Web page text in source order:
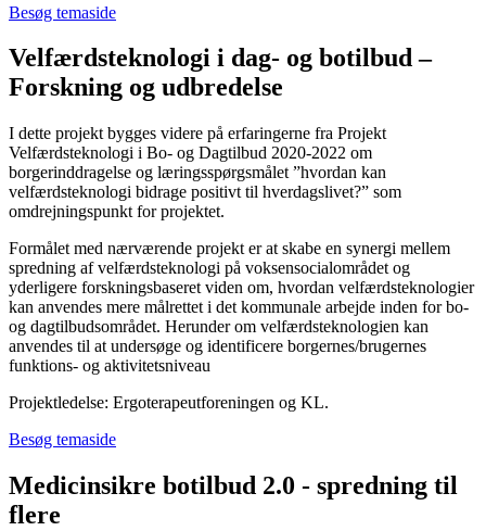
Besøg temaside
Velfærdsteknologi i dag- og botilbud –
Forskning og udbredelse
I dette projekt bygges videre på erfaringerne fra Projekt
Velfærdsteknologi i Bo- og Dagtilbud 2020-2022 om
borgerinddragelse og læringsspørgsmålet ”hvordan kan
velfærdsteknologi bidrage positivt til hverdagslivet?” som
omdrejningspunkt for projektet.
Formålet med nærværende projekt er at skabe en synergi mellem
spredning af velfærdsteknologi på voksensocialområdet og
yderligere forskningsbaseret viden om, hvordan velfærdsteknologier
kan anvendes mere målrettet i det kommunale arbejde inden for bo-
og dagtilbudsområdet. Herunder om velfærdsteknologien kan
anvendes til at undersøge og identificere borgernes/brugernes
funktions- og aktivitetsniveau
Projektledelse: Ergoterapeutforeningen og KL.
Besøg temaside
Medicinsikre botilbud 2.0 - spredning til
flere